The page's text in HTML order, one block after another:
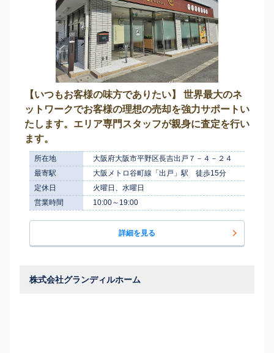
【いつもお客様の味方でありたい】 世界最大のネ
ットワークでお客様の理想の売却を強力サポートい
たします。エリア専門スタッフが親身に査定を行い
ます。
所在地
大阪府大阪市平野区長吉出戸７－４－２４
最寄駅
大阪メトロ谷町線「出戸」駅 徒歩15分
定休日
火曜日、水曜日
営業時間
10:00～19:00
詳細を見る
株式会社グランディルホーム